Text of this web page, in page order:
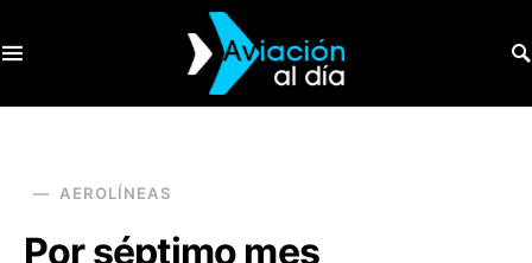
AEROLÍNEAS
Por séptimo mes